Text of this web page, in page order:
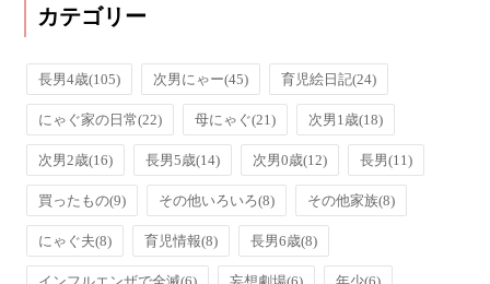
カテゴリー
長男4歳(105) 次男にゃー(45) 育児絵日記(24)
にゃぐ家の日常(22) 母にゃぐ(21) 次男1歳(18)
次男2歳(16) 長男5歳(14) 次男0歳(12) 長男(11)
買ったもの(9) その他いろいろ(8) その他家族(8)
にゃぐ夫(8) 育児情報(8) 長男6歳(8)